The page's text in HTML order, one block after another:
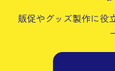
販促やグッズ製作に役